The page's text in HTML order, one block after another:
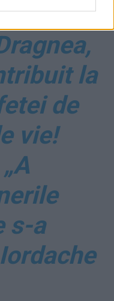
la
de
vie!
s-a